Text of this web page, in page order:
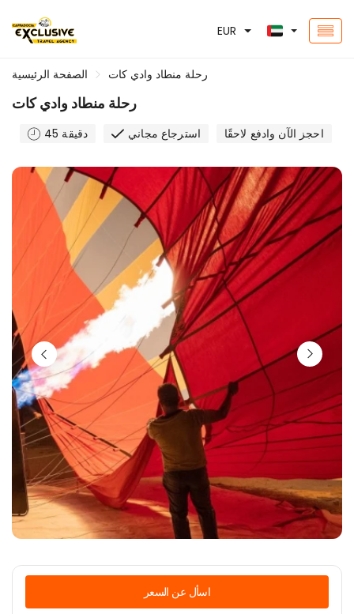
EUR
الصفحة الرئيسية رحلة منطاد وادي كات
رحلة منطاد وادي كات
45 دقيقة استرجاع مجاني احجز الآن وادفع لاحقًا
اسأل عن السعر